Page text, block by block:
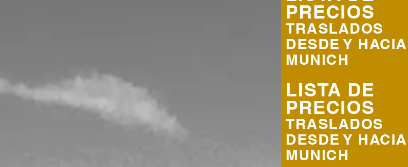
PRECIOS
TRASLADOS
DESDE Y HACIA
MUNICH
LISTA DE
PRECIOS
TRASLADOS
DESDE Y HACIA
MUNICH